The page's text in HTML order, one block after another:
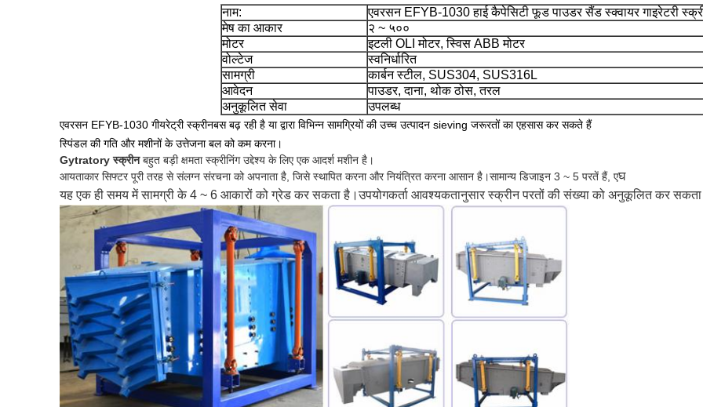
नाम:
एवरसन EFYB-1030 हाई कैपेसिटी फूड पाउडर सैंड स्क्वायर गाइरेटरी
मेष का आकार
२ ~ ५००
मोटर
इटली OLI मोटर, स्विस ABB मोटर
वोल्टेज
स्वनिर्धारित
सामग्री
कार्बन स्टील, SUS304, SUS316L
आवेदन
पाउडर, दाना, थोक ठोस, तरल
अनुकूलित सेवा
उपलब्ध
एवरसन EFYB-1030 गीयरेट्री स्क्रीनबस बढ़ रही है या द्वारा विभिन्न सामग्रियों की उच्च उत्पादन sieving जरूरतों का एहसास कर सकते हैं
स्पिंडल की गति और मशीनों के उत्तेजना बल को कम करना।
Gytratory स्क्रीनबहुत बड़ी क्षमता स्क्रीनिंग उद्देश्य के लिए एक आदर्श मशीन है।
आयताकार सिफ्टर पूरी तरह से संलग्न संरचना को अपनाता है, जिसे स्थापित करना और नियंत्रित करना आसान है।सामान्य डिजाइन 3 ~ 5 परतें हैं, एघ
यह एक ही समय में सामग्री के 4 ~ 6 आकारों को ग्रेड कर सकता है।उपयोगकर्ता आवश्यकतानुसार स्क्रीन परतों की संख्या को अनुकूलित कर